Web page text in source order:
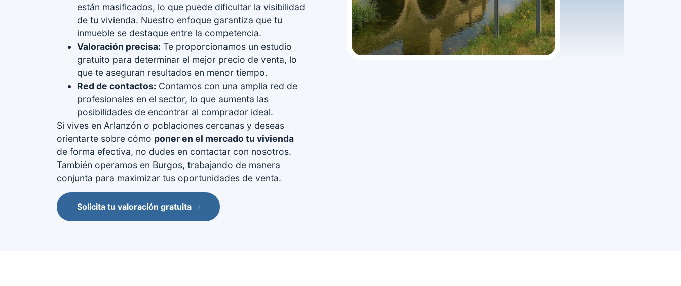
están masificados, lo que puede dificultar la visibilidad
de tu vivienda. Nuestro enfoque garantiza que tu
inmueble se destaque entre la competencia.
Valoración precisa: Te proporcionamos un estudio
gratuito para determinar el mejor precio de venta, lo
que te aseguran resultados en menor tiempo.
Red de contactos: Contamos con una amplia red de
profesionales en el sector, lo que aumenta las
posibilidades de encontrar al comprador ideal.
Si vives en Arlanzón o poblaciones cercanas y deseas
orientarte sobre cómo poner en el mercado tu vivienda
de forma efectiva, no dudes en contactar con nosotros.
También operamos en Burgos, trabajando de manera
conjunta para maximizar tus oportunidades de venta.
Solicita tu valoración gratuita